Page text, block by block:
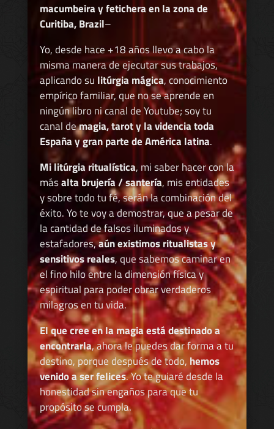
macumbeira y fetichera en la zona de
Curitiba, Brazil–
Yo, desde hace +18 años llevo a cabo la
misma manera de ejecutar sus trabajos,
aplicando su litúrgia mágica, conocimiento
empírico familiar, que no se aprende en
ningún libro ni canal de Youtube; soy tu
canal demagia, tarot y la videncia toda
España y gran parte de América latina.
Mi litúrgia ritualística, mi saber hacer con la
másalta brujería / santería, mis entidades
y sobre todo tu fé, serán la combinación del
éxito. Yo te voy a demostrar, que a pesar de
la cantidad de falsos iluminados y
estafadores,aún existimos ritualistas y
sensitivos reales, que sabemos caminar en
el fino hilo entre la dimensión física y
espiritual para poder obrar verdaderos
milagros en tu vida.
El que cree en la magia está destinado a
encontrarla, ahora le puedes dar forma a tu
destino, porque después de todo, hemos
venido a ser felices. Yo te guiaré desde la
honestidad sin engaños para que tu
propósito se cumpla.